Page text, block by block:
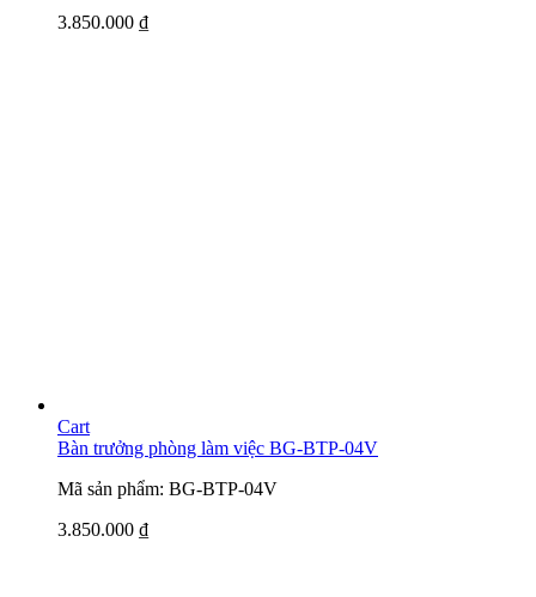
3.850.000 ₫
Cart
Bàn trưởng phòng làm việc BG-BTP-04V
Mã sản phẩm: BG-BTP-04V
3.850.000 ₫